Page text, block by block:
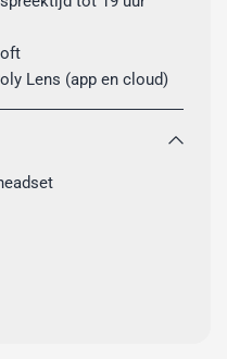
Lens (app en cloud)